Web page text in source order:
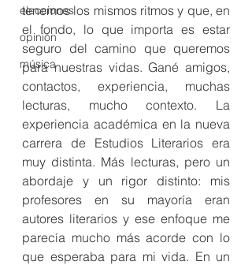
elecciones
opinión
música
tenemos los mismos ritmos y que, en
el fondo, lo que importa es estar
seguro del camino que queremos
para nuestras vidas. Gané amigos,
contactos, experiencia, muchas
lecturas, mucho contexto. La
experiencia académica en la nueva
carrera de Estudios Literarios era
muy distinta. Más lecturas, pero un
abordaje y un rigor distinto: mis
profesores en su mayoría eran
autores literarios y ese enfoque me
parecía mucho más acorde con lo
que esperaba para mi vida. En un